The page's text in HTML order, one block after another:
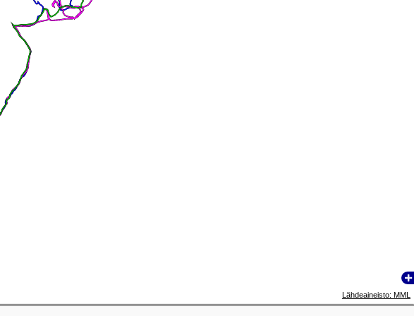
Lähdeaineisto: MML